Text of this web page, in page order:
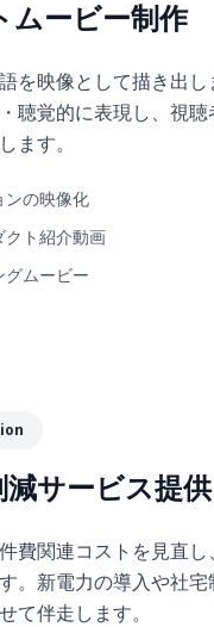
ムービー制作
を映像として描き出
聴覚的に表現し、視
ます。
ンの映像化
クト紹介動画
ムービー
サービス提供
費関連コストを見直
。新電力の導入や社宅
て伴走します。